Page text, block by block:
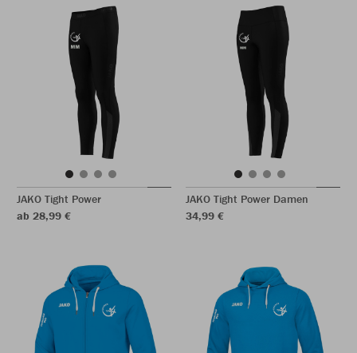
JAKO Tight Power
ab 28,99 €
JAKO Tight Power Damen
34,99 €